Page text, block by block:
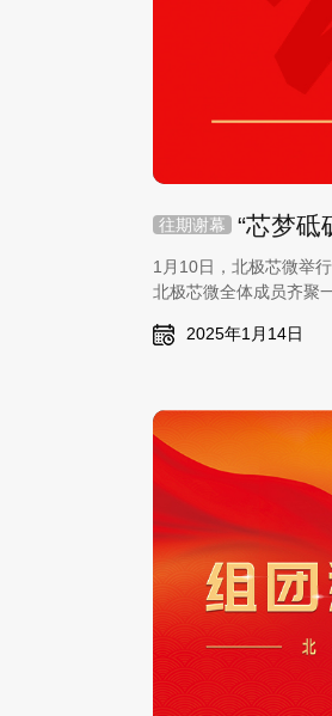
往期谢幕
1月10日，北极芯微举
北极芯微全体成员齐聚
2025年1月14日